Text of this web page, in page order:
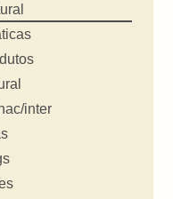
inter